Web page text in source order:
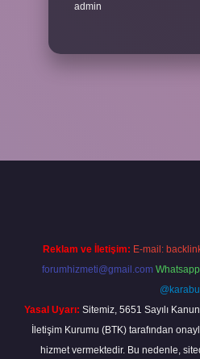
admin
Reklam ve İletişim: E-mail:
forumhizmeti@gmail.com
@karabul
Yasal Uyarı: Sitemiz, 5651 Sayılı
İletişim Kurumu (BTK) tarafından
hizmet vermektedir. Bu nedenle,